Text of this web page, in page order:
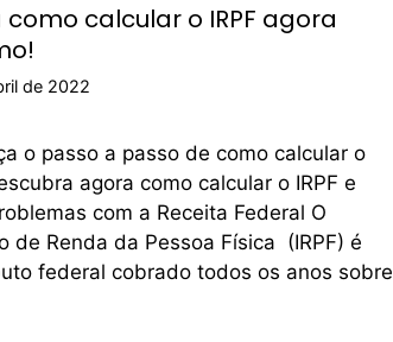
como calcular o IRPF agora
de 2022
o passo a passo de como calcular o
agora como calcular o IRPF e
com a Receita Federal O
de Renda da Pessoa Física (IRPF) é
federal cobrado todos os anos sobre